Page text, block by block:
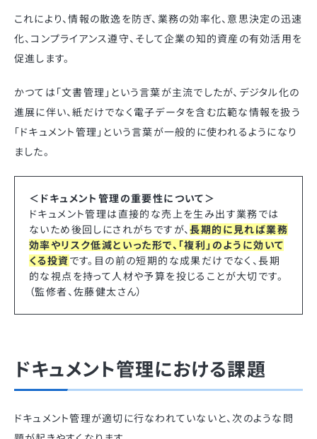
これにより、情報の散逸を防ぎ、業務の効率化、意思決定の迅速
化、コンプライアンス遵守、そして企業の知的資産の有効活用を
促進します。
かつては「文書管理」という言葉が主流でしたが、デジタル化の
進展に伴い、紙だけでなく電子データを含む広範な情報を扱う
「ドキュメント管理」という言葉が一般的に使われるようになり
ました。
＜ドキュメント管理の重要性について＞
ドキュメント管理は直接的な売上を生み出す業務では
ないため後回しにされがちですが、長期的に見れば業務
効率やリスク低減といった形で、「複利」のように効いて
くる投資です。目の前の短期的な成果だけでなく、長期
的な視点を持って人材や予算を投じることが大切です。
（監修者、佐藤健太さん）
ドキュメント管理における課題
ドキュメント管理が適切に行なわれていないと、次のような問